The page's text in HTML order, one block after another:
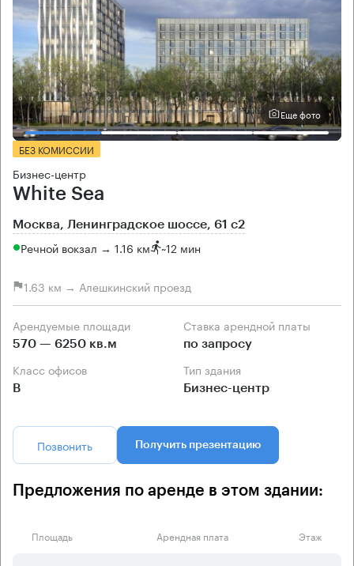
Еще фото
БЕЗ КОМИССИИ
Бизнес-центр
White Sea
Москва, Ленинградское шоссе, 61 с2
Речной вокзал → 1.16 км ~12 мин
1.63 км → Алешкинский проезд
Арендуемые площади
570 — 6250 кв.м
Ставка арендной платы
по запросу
Класс офисов
B
Тип здания
Бизнес-центр
Позвонить Получить презентацию
Предложения по аренде в этом здании:
Площадь Арендная плата Этаж